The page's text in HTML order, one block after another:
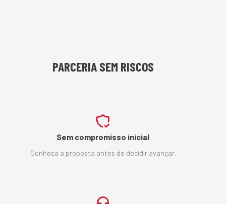
PARCERIA SEM RISCOS
Sem compromisso inicial
Conheça a proposta antes de decidir avançar.